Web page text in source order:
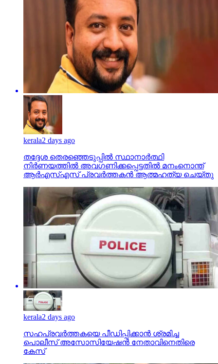
kerala2 days ago
തദ്ദേശ തെരഞ്ഞെടുപ്പില്‍ സ്ഥാനാര്‍ത്ഥി
നിര്‍ണയത്തില്‍ അവഗണിക്കപ്പെട്ടതില്‍ മനംനൊന്ത്
ആര്‍എസ്എസ് പ്രവര്‍ത്തകന്‍ ആത്മഹത്യ ചെയ്തു
kerala2 days ago
സഹപ്രവര്‍ത്തകയെ പീഡിപ്പിക്കാന്‍ ശ്രമിച്ച
പൊലീസ് അസോസിയേഷന്‍ നേതാവിനെതിരെ
കേസ്